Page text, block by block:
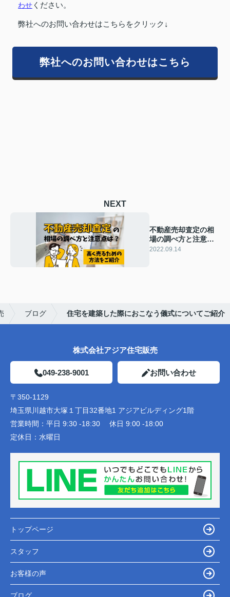
わせ ください。
弊社へのお問い合わせはこちらをクリック↓
弊社へのお問い合わせはこちら
NEXT
不動産売却査定の相
場の調べ方と注意点
は？高く売るための
2022.09.14
ブログ 住宅を建築した際におこなう儀式についてご紹介
株式会社アジア住宅販売
049-238-9001 お問い合わせ
〒350-1129
埼玉県川越市大塚１丁目32番地1 アジアビルディング1階
営業時間： 平日 9:30 -18:30 休日 9:00 -18:00
定休日： 水曜日
トップページ
スタッフ
お客様の声
ブログ